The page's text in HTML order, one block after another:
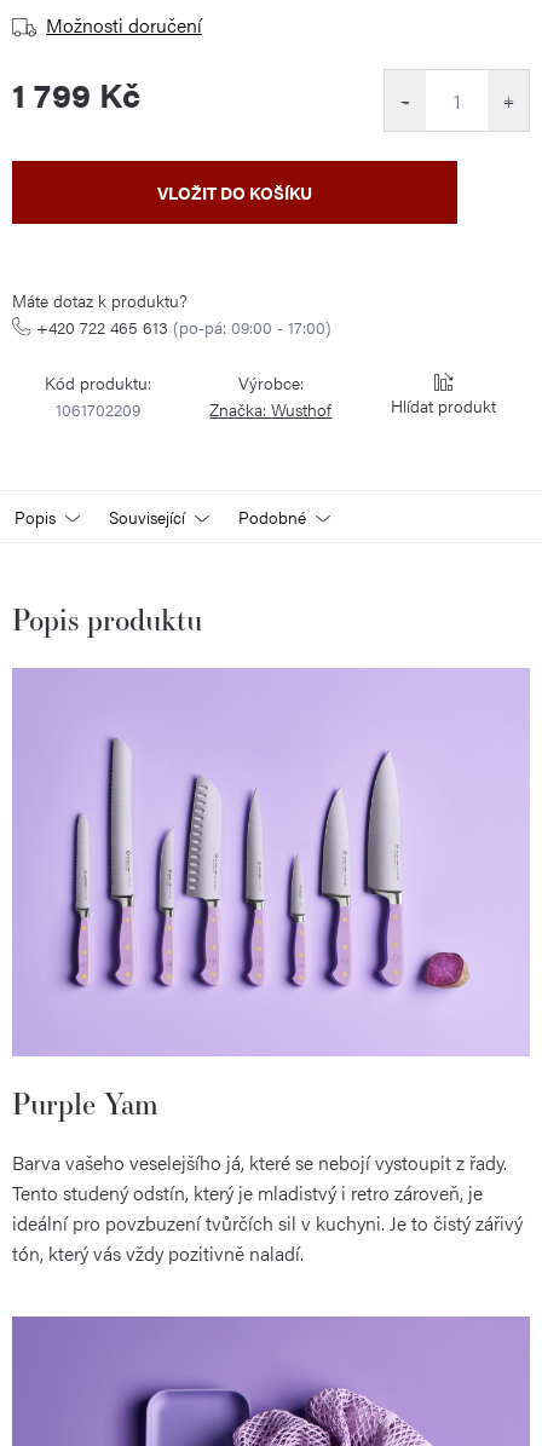
Možnosti doručení
1 799 Kč +
−
VLOŽIT DO KOŠÍKU
Máte dotaz k produktu?
+420 722 465 613 (po-pá: 09:00 - 17:00)
Kód produktu:
1061702209
Výrobce:
Značka:Wusthof Hlídat
Popis Související Podobné
Popis produktu
Purple Yam
Barva vašeho veselejšího já, které se nebojí vystoupit z řady.
Tento studený odstín, který je mladistvý i retro zároveň, je
ideální pro povzbuzení tvůrčích sil v kuchyni. Je to čistý zářivý
tón, který vás vždy pozitivně naladí.